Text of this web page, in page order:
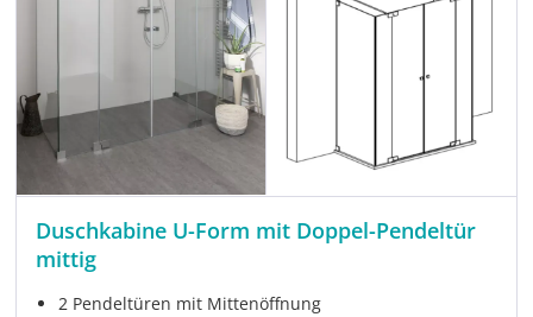
Duschkabine U-Form mit Doppel-Pendeltür
mittig
2 Pendeltüren mit Mittenöffnung